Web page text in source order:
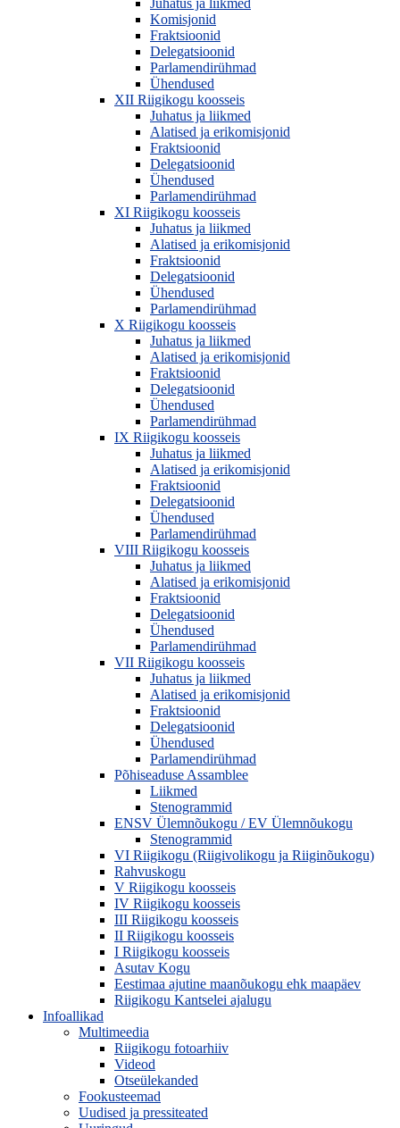
Komisjonid
Fraktsioonid
Delegatsioonid
Parlamendirühmad
Ühendused
XII Riigikogu koosseis
Juhatus ja liikmed
Alatised ja erikomisjonid
Fraktsioonid
Delegatsioonid
Ühendused
Parlamendirühmad
XI Riigikogu koosseis
Juhatus ja liikmed
Alatised ja erikomisjonid
Fraktsioonid
Delegatsioonid
Ühendused
Parlamendirühmad
X Riigikogu koosseis
Juhatus ja liikmed
Alatised ja erikomisjonid
Fraktsioonid
Delegatsioonid
Ühendused
Parlamendirühmad
IX Riigikogu koosseis
Juhatus ja liikmed
Alatised ja erikomisjonid
Fraktsioonid
Delegatsioonid
Ühendused
Parlamendirühmad
VIII Riigikogu koosseis
Juhatus ja liikmed
Alatised ja erikomisjonid
Fraktsioonid
Delegatsioonid
Ühendused
Parlamendirühmad
VII Riigikogu koosseis
Juhatus ja liikmed
Alatised ja erikomisjonid
Fraktsioonid
Delegatsioonid
Ühendused
Parlamendirühmad
Põhiseaduse Assamblee
Liikmed
Stenogrammid
ENSV Ülemnõukogu / EV Ülemnõukogu
Stenogrammid
VI Riigikogu (Riigivolikogu ja Riiginõukogu)
Rahvuskogu
V Riigikogu koosseis
IV Riigikogu koosseis
III Riigikogu koosseis
II Riigikogu koosseis
I Riigikogu koosseis
Asutav Kogu
Eestimaa ajutine maanõukogu ehk maapäev
Riigikogu Kantselei ajalugu
Infoallikad
Multimeedia
Riigikogu fotoarhiiv
Videod
Otseülekanded
Fookusteemad
Uudised ja pressiteated